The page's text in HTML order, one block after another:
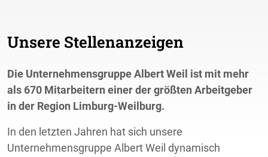
Unsere Stellenanzeigen
Die Unternehmensgruppe Albert Weil ist mit mehr
als 670 Mitarbeitern einer der größten Arbeitgeber
in der Region Limburg-Weilburg.
In den letzten Jahren hat sich unsere
Unternehmensgruppe Albert Weil dynamisch